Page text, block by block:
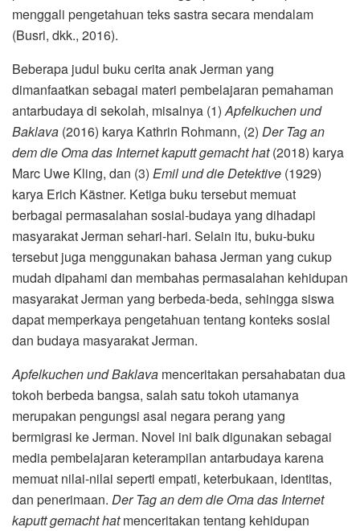
menggali pengetahuan teks sastra secara mendalam
(Busri, dkk., 2016).
Beberapa judul buku cerita anak Jerman yang
dimanfaatkan sebagai materi pembelajaran pemahaman
antarbudaya di sekolah, misalnya (1)Apfelkuchen und
Baklava (2016) karya Kathrin Rohmann, (2) Der Tag an
dem die Oma das Internet kaputt gemacht hat(2018) karya
Marc Uwe Kling, dan (3) Emil und die Detektive (1929)
karya Erich Kästner. Ketiga buku tersebut memuat
berbagai permasalahan sosial-budaya yang dihadapi
masyarakat Jerman sehari-hari. Selain itu, buku-buku
tersebut juga menggunakan bahasa Jerman yang cukup
mudah dipahami dan membahas permasalahan kehidupan
masyarakat Jerman yang berbeda-beda, sehingga siswa
dapat memperkaya pengetahuan tentang konteks sosial
dan budaya masyarakat Jerman.
Apfelkuchen und Baklava menceritakan persahabatan dua
tokoh berbeda bangsa, salah satu tokoh utamanya
merupakan pengungsi asal negara perang yang
bermigrasi ke Jerman. Novel ini baik digunakan sebagai
media pembelajaran keterampilan antarbudaya karena
memuat nilai-nilai seperti empati, keterbukaan, identitas,
dan penerimaan. Der Tag an dem die Oma das Internet
kaputt gemacht hatmenceritakan tentang kehidupan